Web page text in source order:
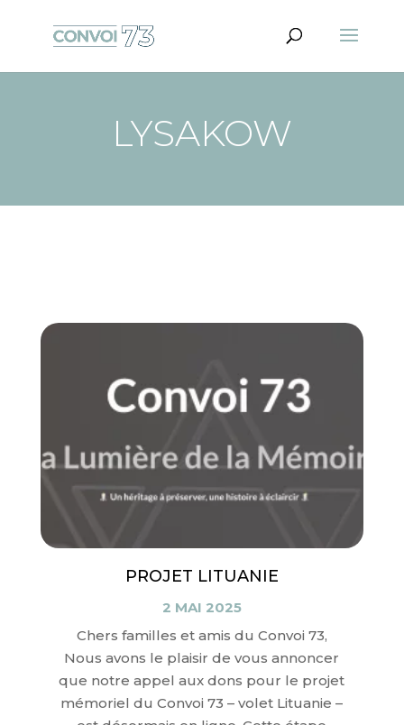
LYSAKOW
PROJET LITUANIE
2 MAI 2025
Chers familles et amis du Convoi 73,
Nous avons le plaisir de vous annoncer
que notre appel aux dons pour le projet
mémoriel du Convoi 73 – volet Lituanie –